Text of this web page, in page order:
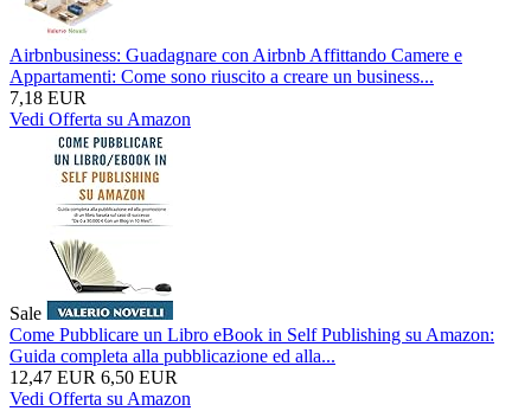
Airbnbusiness: Guadagnare con Airbnb Affittando Camere e
Appartamenti: Come sono riuscito a creare un business...
7,18 EUR
Vedi Offerta su Amazon
Sale
Come Pubblicare un Libro eBook in Self Publishing su Amazon:
Guida completa alla pubblicazione ed alla...
12,47 EUR 6,50 EUR
Vedi Offerta su Amazon